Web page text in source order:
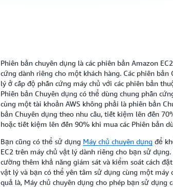
Phiên bản chuyên dụng là các phiên bản Amazon
cứng dành riêng cho một khách hàng. Các phiên bản
lý ở cấp độ phần cứng máy chủ với các phiên bản
Phiên bản Chuyên dụng có thể dùng chung phần
cùng một tài khoản AWS không phải là phiên bản
bản Chuyên dụng theo nhu cầu, tiết kiệm lên đến
hoặc tiết kiệm lên đến 90% khi mua các Phiên bản
Bạn cũng có thể sử dụng Máy chủ chuyên dụng để
EC2 trên máy chủ vật lý dành riêng cho bạn sử
cường thêm khả năng giám sát và kiểm soát cách
vật lý và bạn có thể yên tâm sử dụng cùng một máy
quả là, Máy chủ chuyên dụng cho phép bạn sử dụng